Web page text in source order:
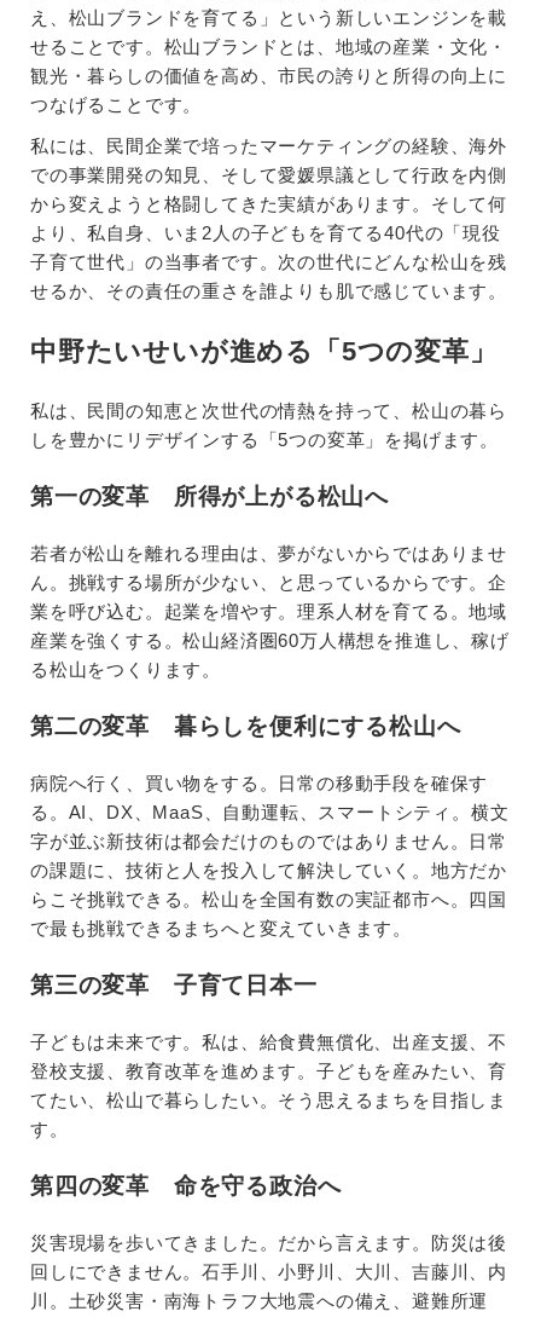
え、松山ブランドを育てる」という新しいエンジンを載
せることです。松山ブランドとは、地域の産業・文化・
観光・暮らしの価値を高め、市民の誇りと所得の向上に
つなげることです。
私には、民間企業で培ったマーケティングの経験、海外
での事業開発の知見、そして愛媛県議として行政を内側
から変えようと格闘してきた実績があります。そして何
より、私自身、いま2人の子どもを育てる40代の「現役
子育て世代」の当事者です。次の世代にどんな松山を残
せるか、その責任の重さを誰よりも肌で感じています。
中野たいせいが進める「5つの変革」
私は、民間の知恵と次世代の情熱を持って、松山の暮ら
しを豊かにリデザインする「5つの変革」を掲げます。
第一の変革 所得が上がる松山へ
若者が松山を離れる理由は、夢がないからではありませ
ん。挑戦する場所が少ない、と思っているからです。企
業を呼び込む。起業を増やす。理系人材を育てる。地域
産業を強くする。松山経済圏60万人構想を推進し、稼げ
る松山をつくります。
第二の変革 暮らしを便利にする松山へ
病院へ行く、買い物をする。日常の移動手段を確保す
る。AI、DX、MaaS、自動運転、スマートシティ。横文
字が並ぶ新技術は都会だけのものではありません。日常
の課題に、技術と人を投入して解決していく。地方だか
らこそ挑戦できる。松山を全国有数の実証都市へ。四国
で最も挑戦できるまちへと変えていきます。
第三の変革 子育て日本一
子どもは未来です。私は、給食費無償化、出産支援、不
登校支援、教育改革を進めます。子どもを産みたい、育
てたい、松山で暮らしたい。そう思えるまちを目指しま
す。
第四の変革 命を守る政治へ
災害現場を歩いてきました。だから言えます。防災は後
回しにできません。石手川、小野川、大川、吉藤川、内
川。土砂災害・南海トラフ大地震への備え、避難所運